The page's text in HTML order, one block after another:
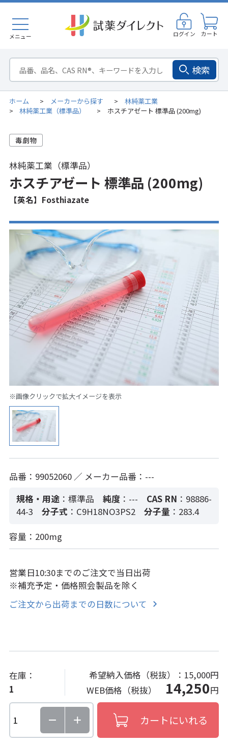
メニュー ログイン カート
検索
ホーム > メーカーから探す > 林純薬工業
> 林純薬工業（標準品） > ホスチアゼート 標準品 (200mg)
林純薬工業（標準品）
ホスチアゼート 標準品 (200mg)
【英名】Fosthiazate
※画像クリックで拡大イメージを表示
品番：99052060 ／ メーカー品番：---
規格・用途 ：標準品 純度：--- CAS RN ：98886-
44-3
分子式 ：C9H18NO3PS2 分子量 ：283.4
容量：200mg
営業日10:30までのご注文で当日出荷
※補充予定・価格照会製品を除く
ご注文から出荷までの日数について
在庫：
1
希望納入価格（税抜）： 15,000円
WEB価格（税抜） 14,250円